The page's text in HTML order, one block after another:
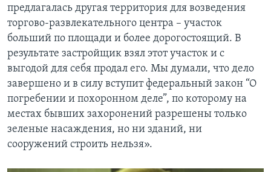
предлагалась другая территория для возведения
торгово-развлекательного центра – участок
больший по площади и более дорогостоящий. В
результате застройщик взял этот участок и с
выгодой для себя продал его. Мы думали, что дело
завершено и в силу вступит федеральный закон “О
погребении и похоронном деле”, по которому на
местах бывших захоронений разрешены только
зеленые насаждения, но ни зданий, ни
сооружений строить нельзя».